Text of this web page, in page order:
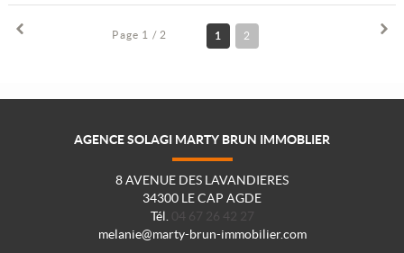
Page 1 / 2 1 2
AGENCE SOLAGI MARTY BRUN IMMOBLIER
8 AVENUE DES LAVANDIERES
34300 LE CAP AGDE
Tél. 04 67 26 42 27
melanie@marty-brun-immobilier.com